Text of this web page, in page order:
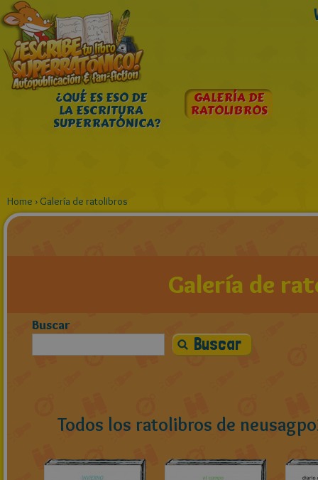
¿QUÉ ES ESO DE
LA ESCRITURA
SUPERRATÓNICA?
GALERÍA DE
RATOLIBROS
Home › Galería de ratolibros
Galería de
Buscar
Todos los ratolibros de